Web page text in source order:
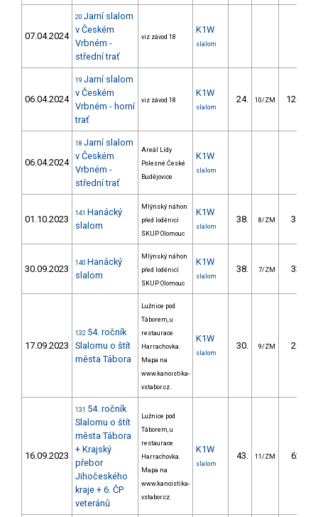
07.04.2024
20 Jarní slalom
v Českém
Vrbném -
střední trať
viz závod 18
K1W
slalom
06.04.2024
19 Jarní slalom
v Českém
Vrbném - horní
trať
viz závod 18
K1W
slalom
24. 10/ZM 120.87
06.04.2024
18 Jarní slalom
v Českém
Vrbném -
střední trať
Areál Lídy
Polesné České
Budějovice
K1W
slalom
01.10.2023
141 Hanácký
slalom
Mlýnský náhon
před loděnicí
SKUP Olomouc
K1W
slalom
38. 8/ZM 34.40
30.09.2023
140 Hanácký
slalom
Mlýnský náhon
před loděnicí
SKUP Olomouc
K1W
slalom
38. 7/ZM 33.60
17.09.2023
132 54. ročník
Slalomu o štít
města Tábora
Lužnice pod
Táborem, u
restaurace
Harrachovka.
Mapa na
www.kanoistika-
vstabor.cz.
K1W
slalom
30. 9/ZM 26.63
16.09.2023
131 54. ročník
Slalomu o štít
města Tábora
+ Krajský
přebor
Jihočeského
kraje + 6. ČP
veteránů
Lužnice pod
Táborem, u
restaurace
Harrachovka.
Mapa na
www.kanoistika-
vstabor.cz.
K1W
slalom
43. 11/ZM 62.11